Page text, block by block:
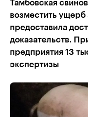
Тамбовская
возместить ущерб
предоставила
доказательств.
предприятия 13
экспертизы